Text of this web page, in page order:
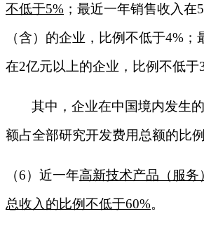
不低于5% ；最近一年销售收入在
（含）的企业，比例不低于4%
在2亿元以上的企业，比例不低于
其中，企业在中国境内发生
额占全部研究开发费用总额的比
（6）近一年高新技术产品（服务
总收入的比例不低于60%。